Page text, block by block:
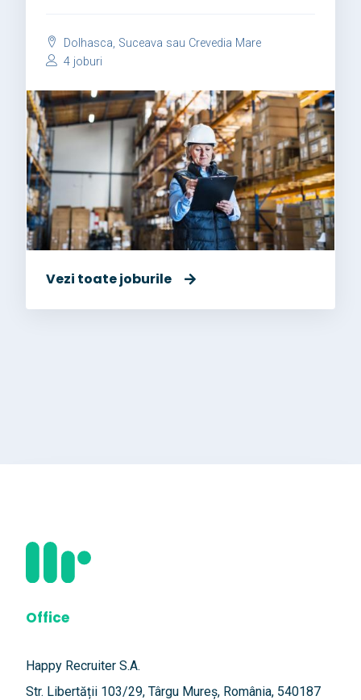
Dolhasca, Suceava sau Crevedia Mare
4 joburi
Vezi toate joburile
Office
Happy Recruiter S.A.
Str. Libertății 103/29, Târgu Mureș, România, 540187